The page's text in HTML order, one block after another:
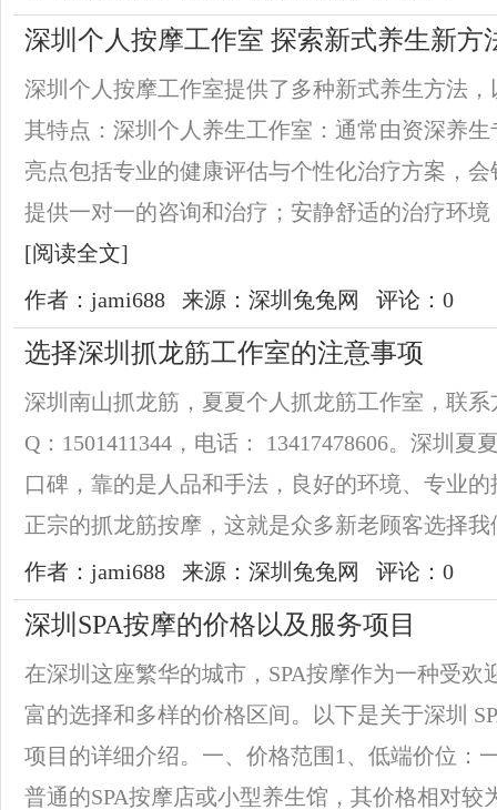
深圳个人按摩工作室 探索新式养生新方
深圳个人按摩工作室提供了多种新式养生方法
其特点：深圳个人养生工作室：通常由资深养
亮点包括专业的健康评估与个性化治疗方案，
提供一对一的咨询和治疗；安静舒适的治疗环
[阅读全文]
作者：jami688
来源：深圳兔兔网 评论：0
选择深圳抓龙筋工作室的注意事项
深圳南山抓龙筋，夏夏个人抓龙筋工作室，联系
Q：1501411344，电话： 13417478606。深圳
口碑，靠的是人品和手法，良好的环境、专业
正宗的抓龙筋按摩，这就是众多新老顾客选择我
作者：jami688
来源：深圳兔兔网 评论：0
深圳SPA按摩的价格以及服务项目
在深圳这座繁华的城市，SPA按摩作为一种受欢
富的选择和多样的价格区间。以下是关于深圳
项目的详细介绍。一、价格范围1、低端价位：
普通的SPA按摩店或小型养生馆，其价格相对较